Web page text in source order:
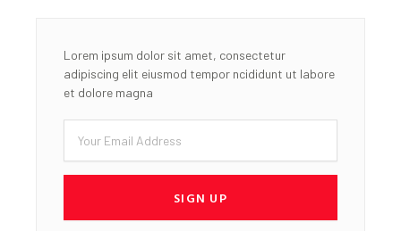
Lorem ipsum dolor sit amet, consectetur
adipiscing elit eiusmod tempor ncididunt ut labore
et dolore magna
Email
SIGN UP